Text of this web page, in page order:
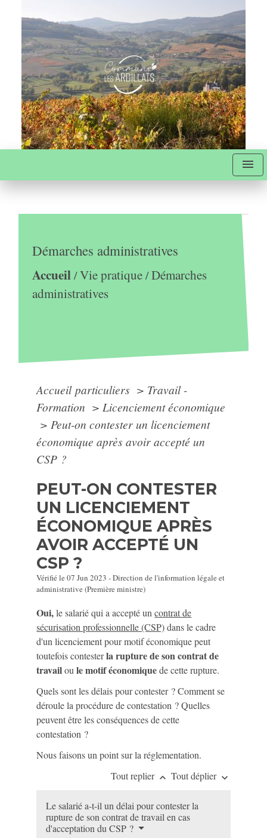
menu
Démarches administratives
Accueil/Vie pratique/Démarches
administratives
Accueil particuliers > Travail -
Formation > Licenciement économique
> Peut-on contester un licenciement
économique après avoir accepté un
CSP ?
PEUT-ON CONTESTER
UN LICENCIEMENT
ÉCONOMIQUE APRÈS
AVOIR ACCEPTÉ UN
CSP ?
Vérifié le 07 Jun 2023 - Direction de l'information légale et
administrative (Première ministre)
Oui,le salarié qui a accepté uncontrat de
sécurisation professionnelle (CSP)dans le cadre
d'un licenciement pour motif économique peut
toutefois contesterla rupture de son contrat de
travailoule motif économiquede cette rupture.
Quels sont les délais pour contester ? Comment se
déroule la procédure de contestation ? Quelles
peuvent être les conséquences de cette
contestation ?
Nous faisons un point sur la réglementation.
Tout replier keyboard_arrow_up Tout déplier keyboard_arrow_down
Le salarié a-t-il un délai pour contester la
rupture de son contrat de travail en cas
d'acceptation du CSP ?